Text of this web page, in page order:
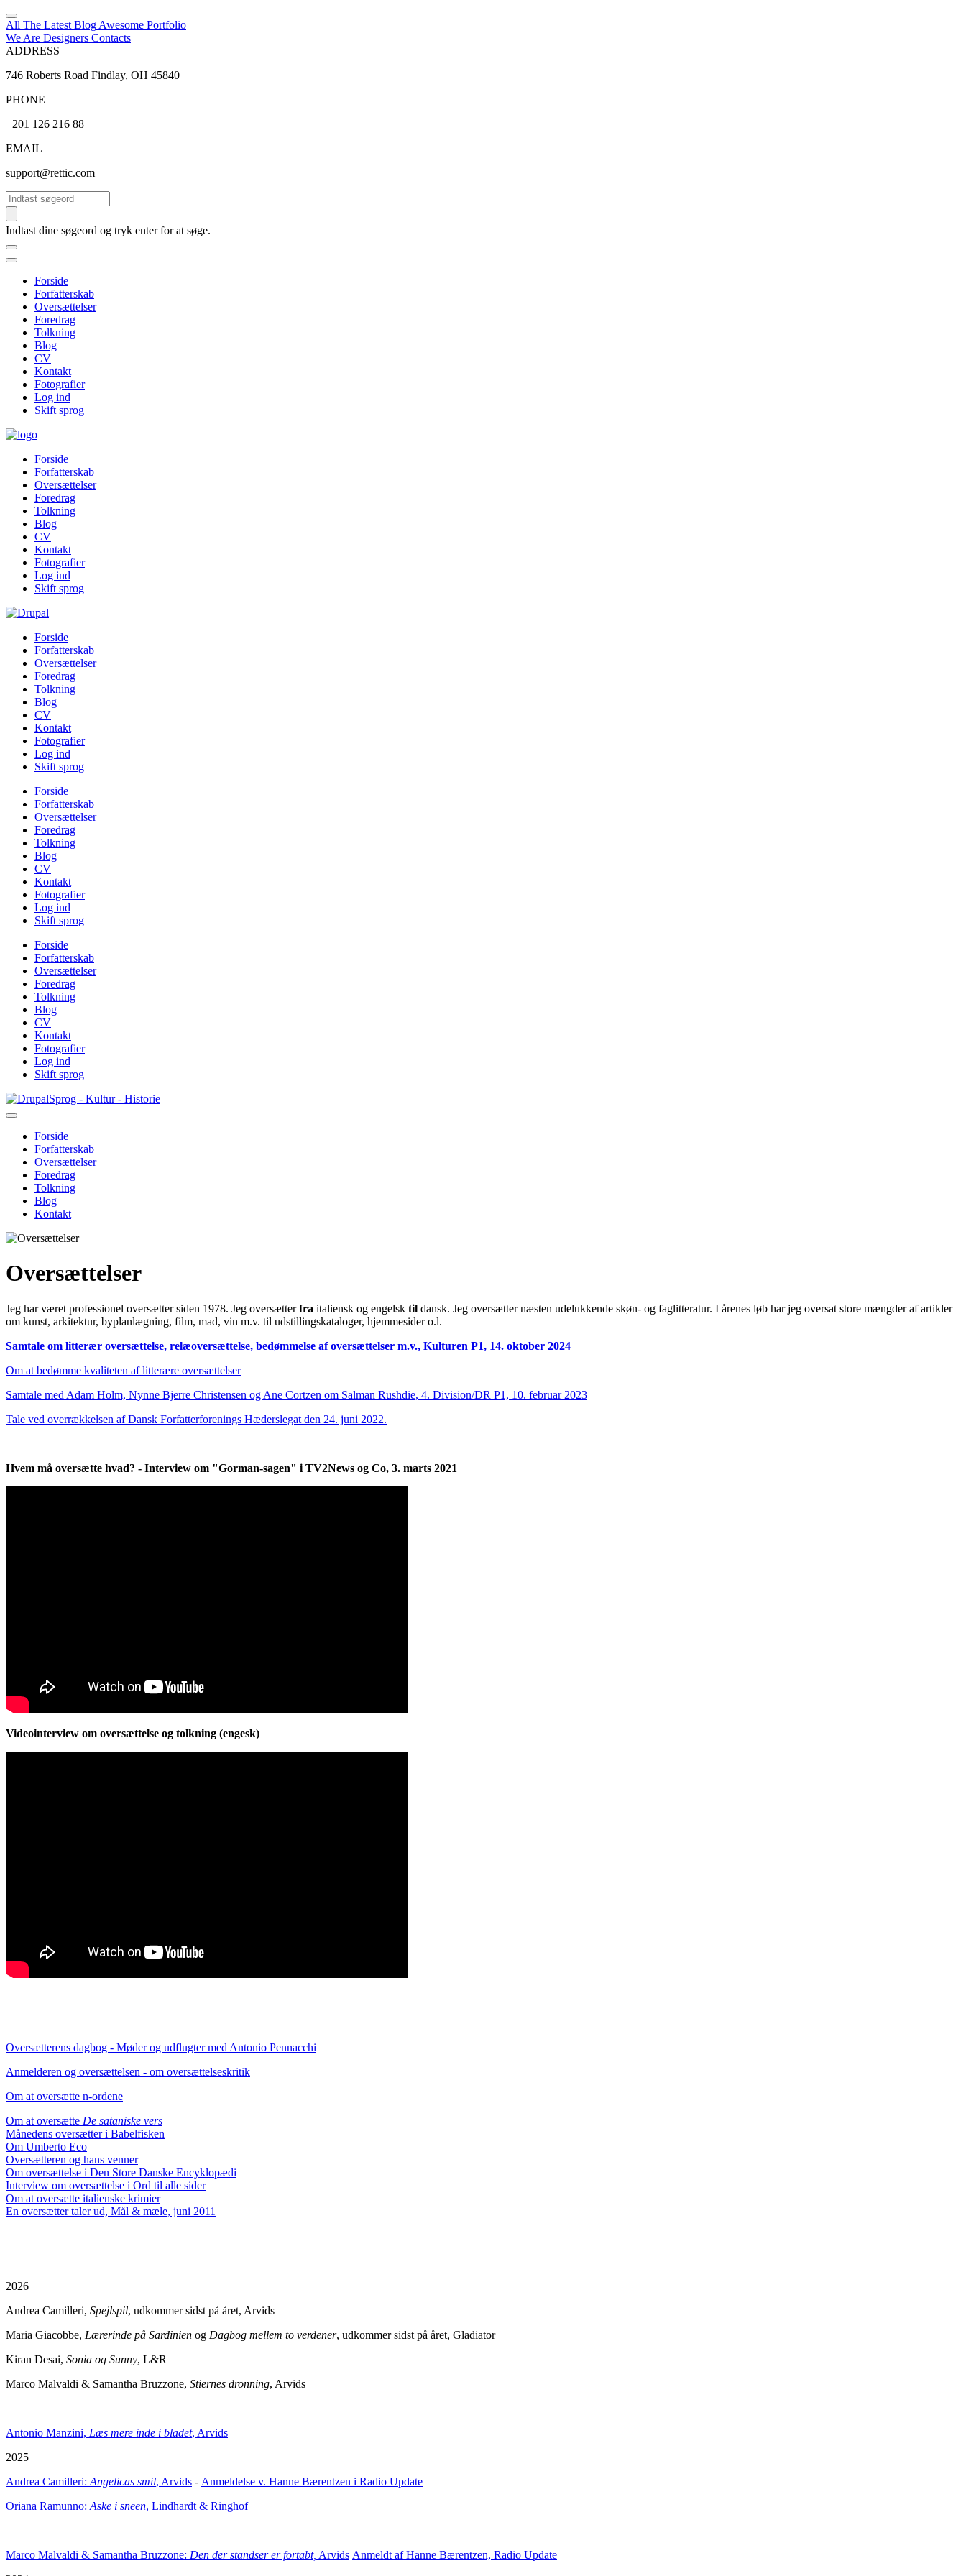
All The Latest Blog Awesome Portfolio
We Are Designers Contacts
ADDRESS
746 Roberts Road Findlay, OH 45840
PHONE
+201 126 216 88
EMAIL
support@rettic.com
Søg
Indtast dine søgeord og tryk enter for at søge.
Forside
Forfatterskab
Oversættelser
Foredrag
Tolkning
Blog
CV
Kontakt
Fotografier
Log ind
Skift sprog
Forside
Forfatterskab
Oversættelser
Foredrag
Tolkning
Blog
CV
Kontakt
Fotografier
Log ind
Skift sprog
Forside
Forfatterskab
Oversættelser
Foredrag
Tolkning
Blog
CV
Kontakt
Fotografier
Log ind
Skift sprog
Forside
Forfatterskab
Oversættelser
Foredrag
Tolkning
Blog
CV
Kontakt
Fotografier
Log ind
Skift sprog
Forside
Forfatterskab
Oversættelser
Foredrag
Tolkning
Blog
CV
Kontakt
Fotografier
Log ind
Skift sprog
Gå
til
Sprog - Kultur - Historie
Primær
navigation
Forside
Forfatterskab
Oversættelser
Foredrag
Tolkning
Blog
Kontakt
Oversættelser
Jeg har været professionel oversætter siden 1978. Jeg oversætterfra italiensk og engelsk til dansk. Jeg oversætter næsten udelukkende skøn- og faglitteratur. I årenes løb har jeg oversat store mængder af artikler
om kunst, arkitektur, byplanlægning, film, mad, vin m.v. til udstillingskataloger, hjemmesider o.l.
Samtale om litterær oversættelse, relæoversættelse, bedømmelse af oversættelser m.v., Kulturen P1, 14. oktober 2024
Om at bedømme kvaliteten af litterære oversættelser
Samtale med Adam Holm, Nynne Bjerre Christensen og Ane Cortzen om Salman Rushdie, 4. Division/DR P1, 10. februar 2023
Tale ved overrækkelsen af Dansk Forfatterforenings Hæderslegat den 24. juni 2022.
Hvem må oversætte hvad? - Interview om "Gorman-sagen" i TV2News og Co, 3. marts 2021
Videointerview om oversættelse og tolkning (engesk)
Oversætterens dagbog - Møder og udflugter med Antonio Pennacchi
Anmelderen og oversættelsen - om oversættelseskritik
Om at oversætte n-ordene
Om at oversætte De sataniske vers
Månedens oversætter i Babelfisken
Om Umberto Eco
Oversætteren og hans venner
Om oversættelse i Den Store Danske Encyklopædi
Interview om oversættelse i Ord til alle sider
Om at oversætte italienske krimier
En oversætter taler ud, Mål & mæle, juni 2011
2026
Andrea Camilleri, Spejlspil, udkommer sidst på året, Arvids
Maria Giacobbe, Lærerinde på Sardinien og Dagbog mellem to verdener, udkommer sidst på året, Gladiator
Kiran Desai, Sonia og Sunny, L&R
Marco Malvaldi & Samantha Bruzzone, Stiernes dronning, Arvids
Antonio Manzini, Læs mere inde i bladet, Arvids
2025
Andrea Camilleri: Angelicas smil, Arvids - Anmeldelse v. Hanne Bærentzen i Radio Update
Oriana Ramunno: Aske i sneen, Lindhardt & Ringhof
Marco Malvaldi & Samantha Bruzzone: Den der standser er fortabt, Arvids Anmeldt af Hanne Bærentzen, Radio Update